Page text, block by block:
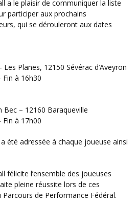
participer aux prochains
qui se dérouleront aux dates
Les Planes, 12150 Sévérac d’Aveyron
Fin à 16h30
Bec – 12160 Baraqueville
Fin à 17h00
pleine réussite lors de ces
de Performance Fédéral.